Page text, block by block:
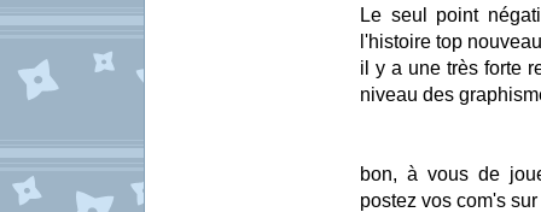
Le seul point
l'histoire top
il y a une très forte
niveau des
bon, à vous de
postez vos com's